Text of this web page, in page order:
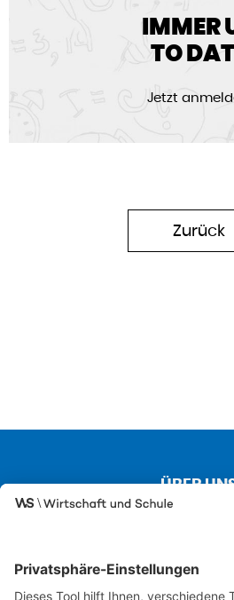
IMMER
TO
Jetzt
Zurück
ÜBER
Über uns
Besuchen Sie auch